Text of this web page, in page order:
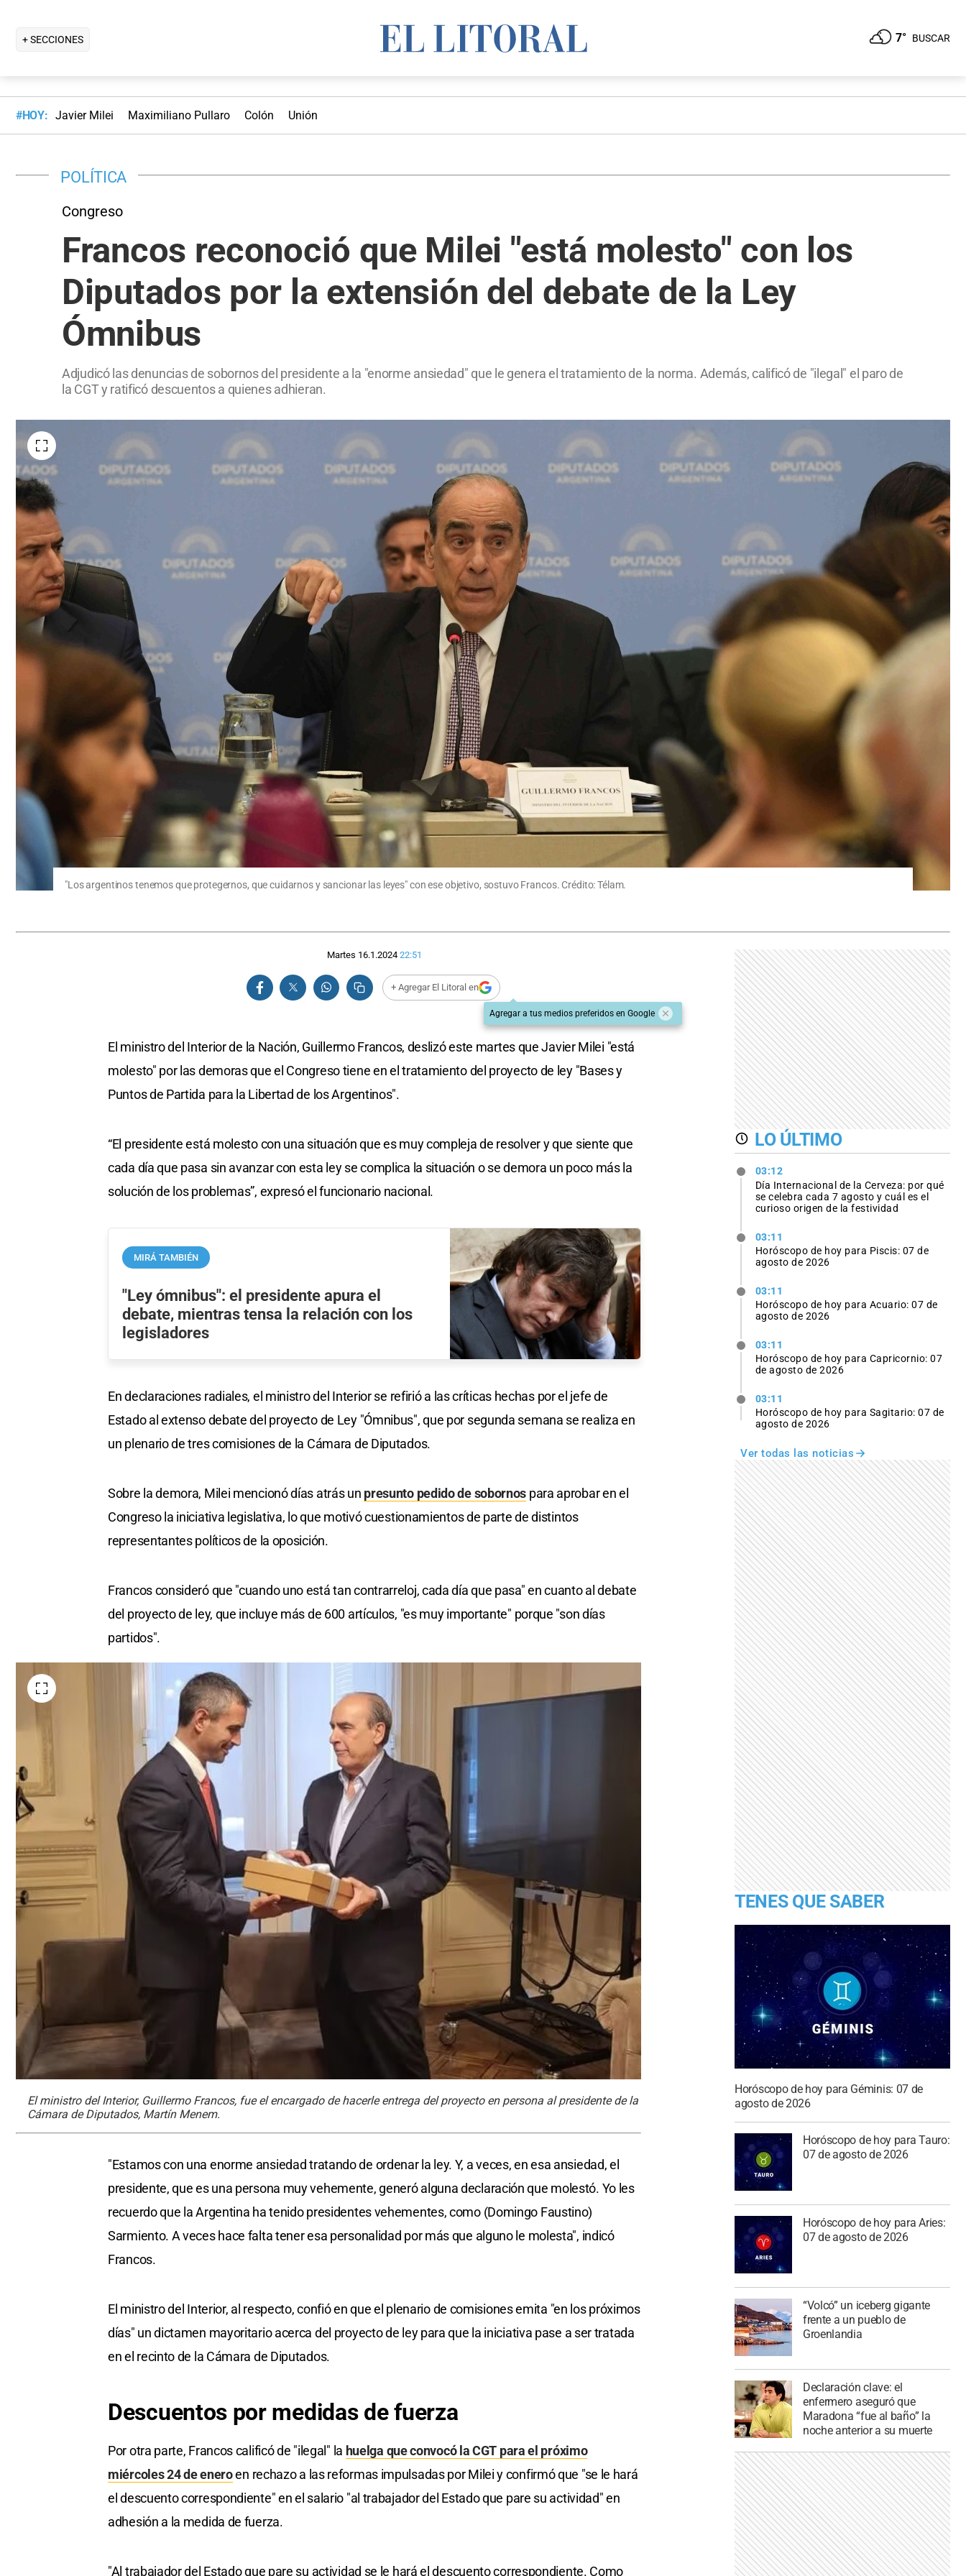
+ SECCIONES 7° BUSCAR
#HOY: Javier Milei Maximiliano Pullaro Colón Unión
POLÍTICA
Congreso
Francos reconoció que Milei "está molesto" con los
Diputados por la extensión del debate de la Ley
Ómnibus
Adjudicó las denuncias de sobornos del presidente a la "enorme ansiedad" que le genera el tratamiento de la norma. Además, calificó de "ilegal" el paro de
la CGT y ratificó descuentos a quienes adhieran.
"Los argentinos tenemos que protegernos, que cuidarnos y sancionar las leyes" con ese objetivo, sostuvo Francos. Crédito: Télam.
Martes 16.1.2024 22:51
+ Agregar El Litoral en
Agregar a tus medios preferidos en Google
El ministro del Interior de la Nación, Guillermo Francos, deslizó este martes que Javier Milei "está
molesto" por las demoras que el Congreso tiene en el tratamiento del proyecto de ley "Bases y
Puntos de Partida para la Libertad de los Argentinos".
“El presidente está molesto con una situación que es muy compleja de resolver y que siente que
cada día que pasa sin avanzar con esta ley se complica la situación o se demora un poco más la
solución de los problemas”, expresó el funcionario nacional.
MIRÁ TAMBIÉN
"Ley ómnibus": el presidente apura el
debate, mientras tensa la relación con los
legisladores
En declaraciones radiales, el ministro del Interior se refirió a las críticas hechas por el jefe de
Estado al extenso debate del proyecto de Ley "Ómnibus", que por segunda semana se realiza en
un plenario de tres comisiones de la Cámara de Diputados.
Sobre la demora, Milei mencionó días atrás un presunto pedido de sobornos para aprobar en el
Congreso la iniciativa legislativa, lo que motivó cuestionamientos de parte de distintos
representantes políticos de la oposición.
Francos consideró que "cuando uno está tan contrarreloj, cada día que pasa" en cuanto al debate
del proyecto de ley, que incluye más de 600 artículos, "es muy importante" porque "son días
partidos".
El ministro del Interior, Guillermo Francos, fue el encargado de hacerle entrega del proyecto en persona al presidente de la
Cámara de Diputados, Martín Menem.
"Estamos con una enorme ansiedad tratando de ordenar la ley. Y, a veces, en esa ansiedad, el
presidente, que es una persona muy vehemente, generó alguna declaración que molestó. Yo les
recuerdo que la Argentina ha tenido presidentes vehementes, como (Domingo Faustino)
Sarmiento. A veces hace falta tener esa personalidad por más que alguno le molesta", indicó
Francos.
El ministro del Interior, al respecto, confió en que el plenario de comisiones emita "en los próximos
días" un dictamen mayoritario acerca del proyecto de ley para que la iniciativa pase a ser tratada
en el recinto de la Cámara de Diputados.
Descuentos por medidas de fuerza
Por otra parte, Francos calificó de "ilegal" la huelga que convocó la CGT para el próximo
miércoles 24 de eneroen rechazo a las reformas impulsadas por Milei y confirmó que "se le hará
el descuento correspondiente" en el salario "al trabajador del Estado que pare su actividad" en
adhesión a la medida de fuerza.
"Al trabajador del Estado que pare su actividad se le hará el descuento correspondiente. Como
LO ÚLTIMO
03:12
Día Internacional de la Cerveza: por qué
se celebra cada 7 agosto y cuál es el
curioso origen de la festividad
03:11
Horóscopo de hoy para Piscis: 07 de
agosto de 2026
03:11
Horóscopo de hoy para Acuario: 07 de
agosto de 2026
03:11
Horóscopo de hoy para Capricornio: 07
de agosto de 2026
03:11
Horóscopo de hoy para Sagitario: 07 de
agosto de 2026
Ver todas las noticias
TENES QUE SABER
Horóscopo de hoy para Géminis: 07 de
agosto de 2026
Horóscopo de hoy para Tauro:
07 de agosto de 2026
Horóscopo de hoy para Aries:
07 de agosto de 2026
“Volcó” un iceberg gigante
frente a un pueblo de
Groenlandia
Declaración clave: el
enfermero aseguró que
Maradona “fue al baño” la
noche anterior a su muerte